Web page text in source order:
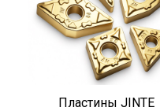
Пластины JINTE